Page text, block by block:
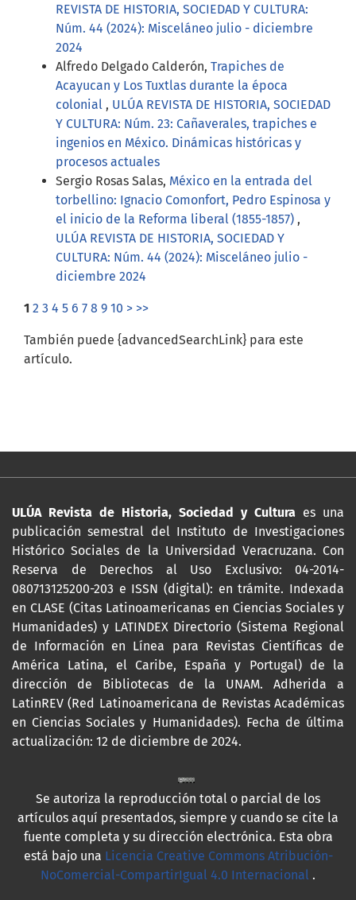
REVISTA DE HISTORIA, SOCIEDAD Y CULTURA:
Núm. 44 (2024): Misceláneo julio - diciembre
2024
Alfredo Delgado Calderón, Trapiches de
Acayucan y Los Tuxtlas durante la época
colonial , ULÚA REVISTA DE HISTORIA, SOCIEDAD
Y CULTURA: Núm. 23: Cañaverales, trapiches e
ingenios en México. Dinámicas históricas y
procesos actuales
Sergio Rosas Salas, México en la entrada del
torbellino: Ignacio Comonfort, Pedro Espinosa y
el inicio de la Reforma liberal (1855-1857) ,
ULÚA REVISTA DE HISTORIA, SOCIEDAD Y
CULTURA: Núm. 44 (2024): Misceláneo julio -
diciembre 2024
1 2 3 4 5 6 7 8 9 10 > >>
También puede {advancedSearchLink} para este
artículo.
ULÚA Revista de Historia, Sociedad y Cultura es una
publicación semestral del Instituto de Investigaciones
Histórico Sociales de la Universidad Veracruzana. Con
Reserva de Derechos al Uso Exclusivo: 04-2014-
080713125200-203 e ISSN (digital): en trámite. Indexada
en CLASE (Citas Latinoamericanas en Ciencias Sociales y
Humanidades) y LATINDEX Directorio (Sistema Regional
de Información en Línea para Revistas Científicas de
América Latina, el Caribe, España y Portugal) de la
dirección de Bibliotecas de la UNAM. Adherida a
LatinREV (Red Latinoamericana de Revistas Académicas
en Ciencias Sociales y Humanidades). Fecha de última
actualización: 12 de diciembre de 2024.
Se autoriza la reproducción total o parcial de los
artículos aquí presentados, siempre y cuando se cite la
fuente completa y su dirección electrónica. Esta obra
está bajo una Licencia Creative Commons Atribución-
NoComercial-CompartirIgual 4.0 Internacional .